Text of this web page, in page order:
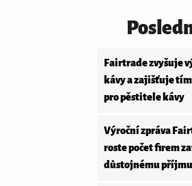
Fairtrade zvyšuje
kávy a zajišťuje
pro pěstitele kávy
Výroční zpráva
roste počet firem
důstojnému